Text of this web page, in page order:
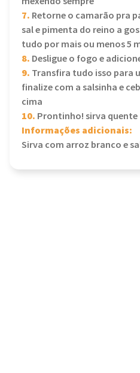
7. Retorne o camarão pra
sal e pimenta do reino a
tudo por mais ou menos 5
8. Desligue o fogo e
9. Transfira tudo isso para
finalize com a salsinha e
cima
10. Prontinho! sirva quente
Informações adicionais:
Sirva com arroz branco e